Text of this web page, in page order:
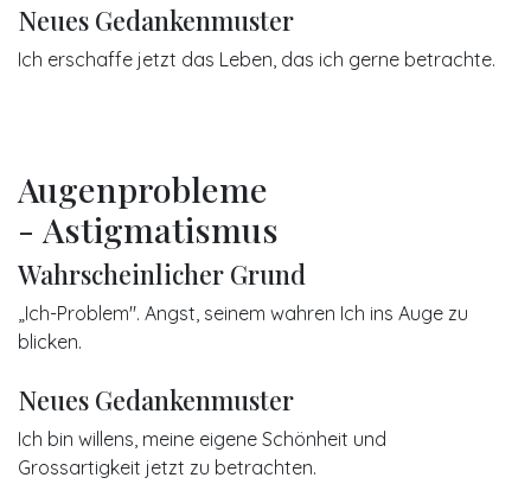
Neues Gedankenmuster
Ich erschaffe jetzt das Leben, das ich gerne betrachte.
Augenprobleme
- Astigmatismus
Wahrscheinlicher Grund
„Ich-Problem". Angst, seinem wahren Ich ins Auge zu
blicken.
Neues Gedankenmuster
Ich bin willens, meine eigene Schönheit und
Grossartigkeit jetzt zu betrachten.